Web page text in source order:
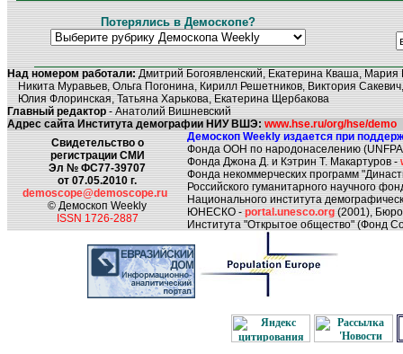
Потерялись в Демоскопе?
Над номером работали:Дмитрий Богоявленский, Екатерина Кваша, Мария
Никита Муравьев, Ольга Погонина, Кирилл Решетников, Виктория
Юлия Флоринская, Татьяна Харькова, Екатерина Щербакова
Главный редактор- Анатолий Вишневский
Адрес сайта Института демографии НИУ ВШЭ: www.hse.ru/org/hse/demo
Свидетельство о
регистрации СМИ
Эл № ФС77-39707
от 07.05.2010 г.
demoscope@demoscope.ru
© Демоскоп Weekly
ISSN 1726-2887
Демоскоп Weekly издается при
Фонда ООН по народонаселению
Фонда Джона Д. и Кэтрин Т. Макартуров -
Фонда некоммерческих программ
Российского гуманитарного научного
Национального института
ЮНЕСКО -portal.unesco.org(2001),
Института "Открытое общество" (Фонд